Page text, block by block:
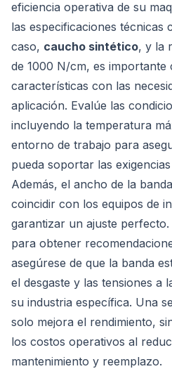
eficiencia operativa de su
las especificaciones técnicas
caso, caucho sintético, y la
de 1000 N/cm, es importante
características con las
aplicación. Evalúe las
incluyendo la temperatura
entorno de trabajo para
pueda soportar las
Además, el ancho de la
coincidir con los equipos de
garantizar un ajuste
para obtener
asegúrese de que la banda
el desgaste y las tensiones a
su industria específica. Una
solo mejora el rendimiento,
los costos operativos al
mantenimiento y reemplazo.